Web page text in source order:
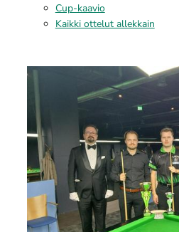
Cup-kaavio
Kaikki ottelut allekkain